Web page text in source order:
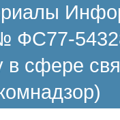
ФС77-
в сфере